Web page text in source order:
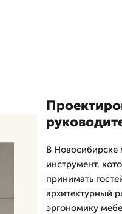
В Новосибирске
инструмент,
принимать
архитектурный
эргономику